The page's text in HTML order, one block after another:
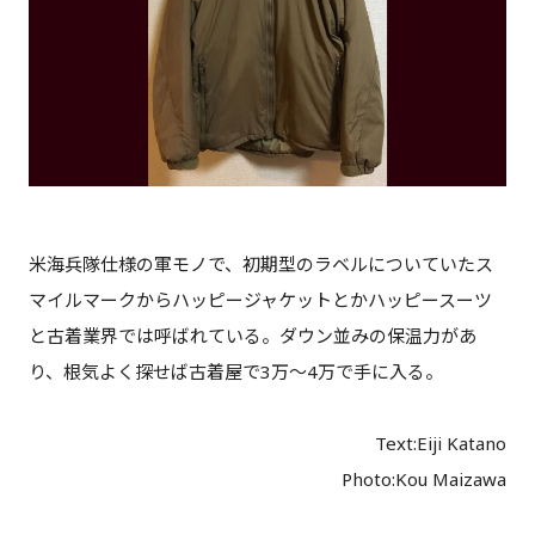
米海兵隊仕様の軍モノで、初期型のラベルについていたス
マイルマークからハッピージャケットとかハッピースーツ
と古着業界では呼ばれている。ダウン並みの保温力があ
り、根気よく探せば古着屋で3万～4万で手に入る。
Text:Eiji Katano
Photo:Kou Maizawa